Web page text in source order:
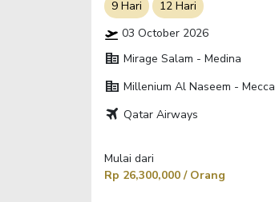
9 Hari
12 Hari
03 October 2026
corporate_fare Mirage Salam - Medina
corporate_fare Millenium Al Naseem - Mecca
travel Qatar Airways
Mulai dari
Rp 26,300,000 / Orang